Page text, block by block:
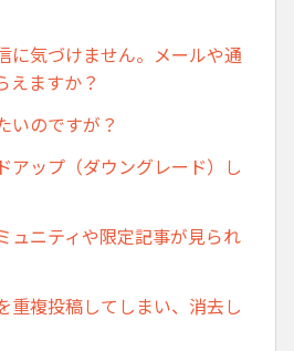
に気づけません。メールや通
えますか？
いのですが？
アップ（ダウングレード）し
ュニティや限定記事が見られ
重複投稿してしまい、消去し